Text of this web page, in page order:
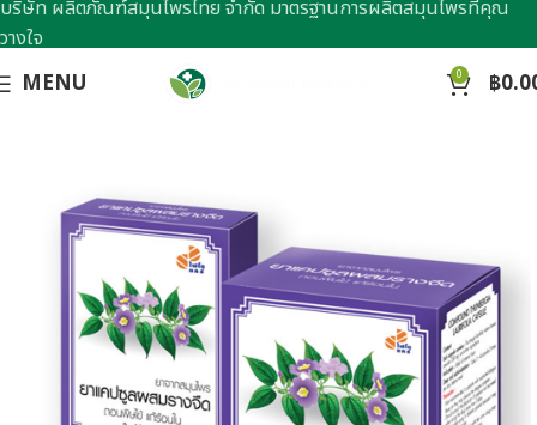
MENU 0 ฿
บริษัท ผลิตภัณฑ์สมุนไพรไทย จำกัด มาตรฐานการผลิตสมุนไพรที่คุณ
วางใจ